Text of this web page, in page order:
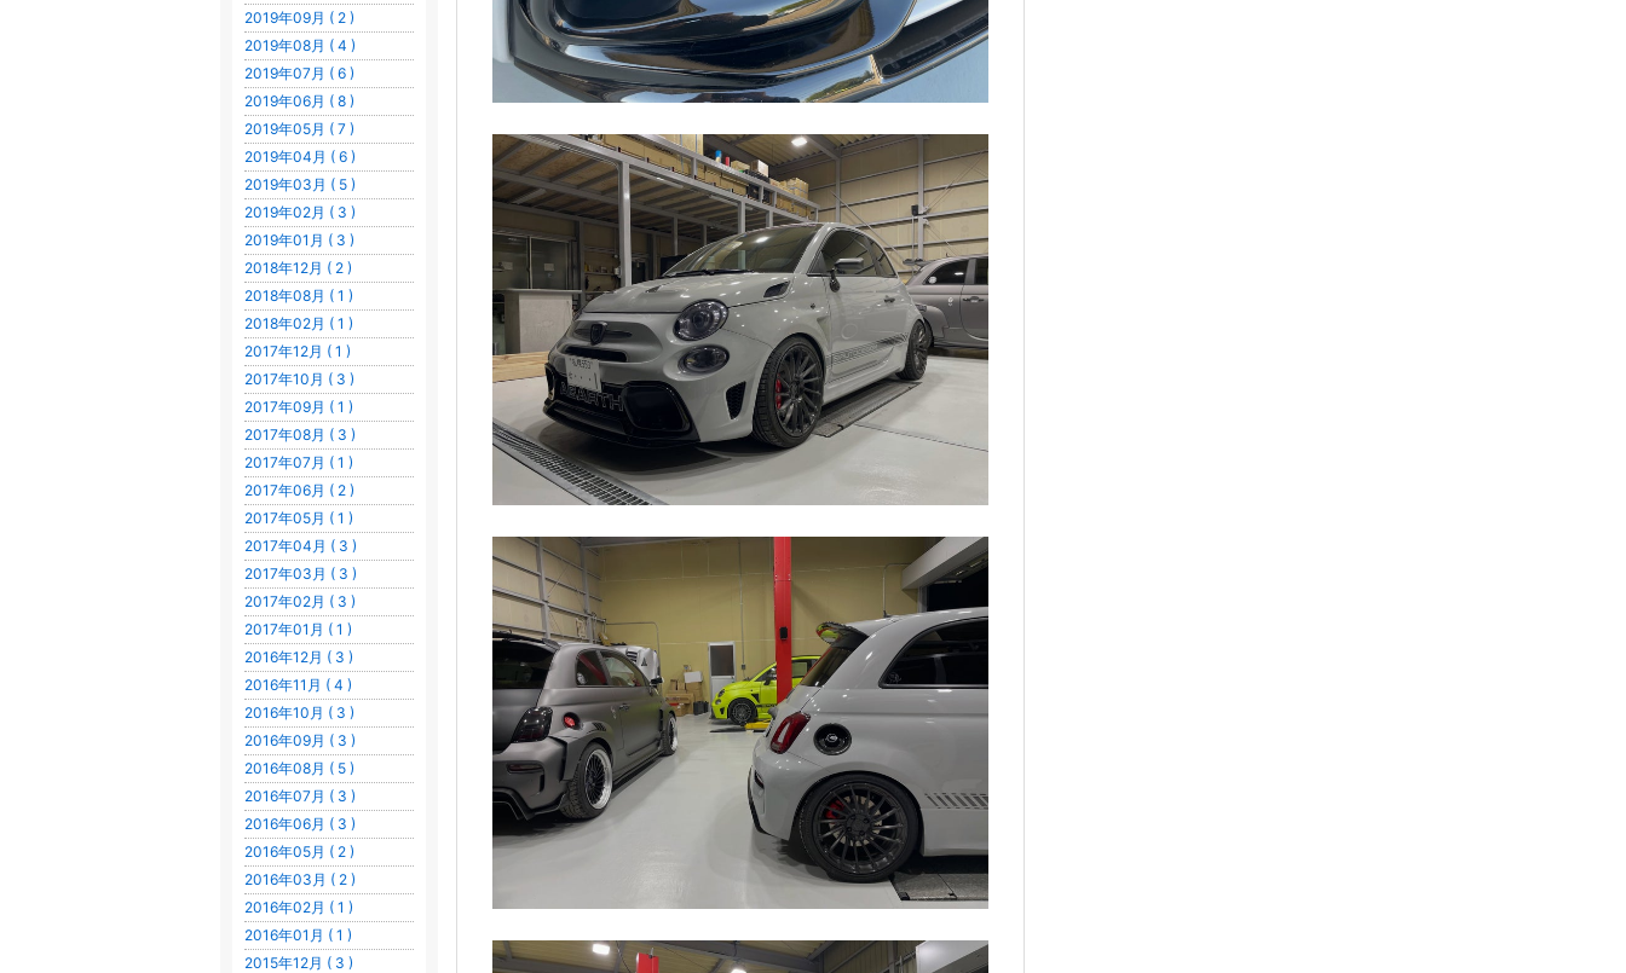
2019年09月 ( 2 )
2019年08月 ( 4 )
2019年07月 ( 6 )
2019年06月 ( 8 )
2019年05月 ( 7 )
2019年04月 ( 6 )
2019年03月 ( 5 )
2019年02月 ( 3 )
2019年01月 ( 3 )
2018年12月 ( 2 )
2018年08月 ( 1 )
2018年02月 ( 1 )
2017年12月 ( 1 )
2017年10月 ( 3 )
2017年09月 ( 1 )
2017年08月 ( 3 )
2017年07月 ( 1 )
2017年06月 ( 2 )
2017年05月 ( 1 )
2017年04月 ( 3 )
2017年03月 ( 3 )
2017年02月 ( 3 )
2017年01月 ( 1 )
2016年12月 ( 3 )
2016年11月 ( 4 )
2016年10月 ( 3 )
2016年09月 ( 3 )
2016年08月 ( 5 )
2016年07月 ( 3 )
2016年06月 ( 3 )
2016年05月 ( 2 )
2016年03月 ( 2 )
2016年02月 ( 1 )
2016年01月 ( 1 )
2015年12月 ( 3 )